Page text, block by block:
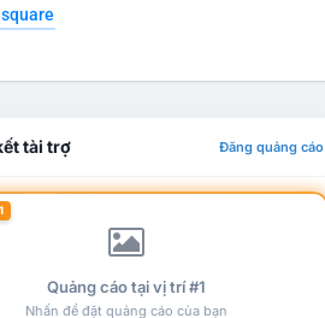
tài trợ Đăng quảng cáo
Quảng cáo tại vị trí #1
Nhấn để đặt quảng cáo của bạn